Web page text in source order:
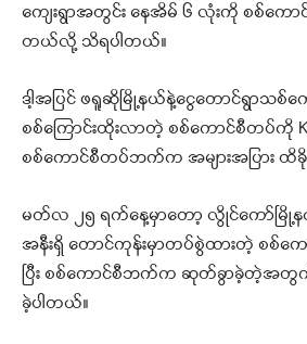
ကျေးရွာအတွင်း နေအိမ် ၆ လုံးကို စစ်ကော
တယ်လို့ သိရပါတယ်။
ဒါ့အပြင် ဖရူဆိုမြို့နယ်နဲ့ငွေတောင်ရွာသစ်က
စစ်ကြောင်းထိုးလာတဲ့ စစ်ကောင်စီတပ်ကို
စစ်ကောင်စီတပ်ဘက်က အများအပြား
မတ်လ ၂၅ ရက်နေ့မှာတော့ လွိုင်ကော်မြို့န
အနီးရှိ တောင်ကုန်းမှာတပ်စွဲထားတဲ့ စ
ပြီး စစ်ကောင်စီဘက်က ဆုတ်ခွာခဲ့တဲ့အတွ
ခဲ့ပါတယ်။